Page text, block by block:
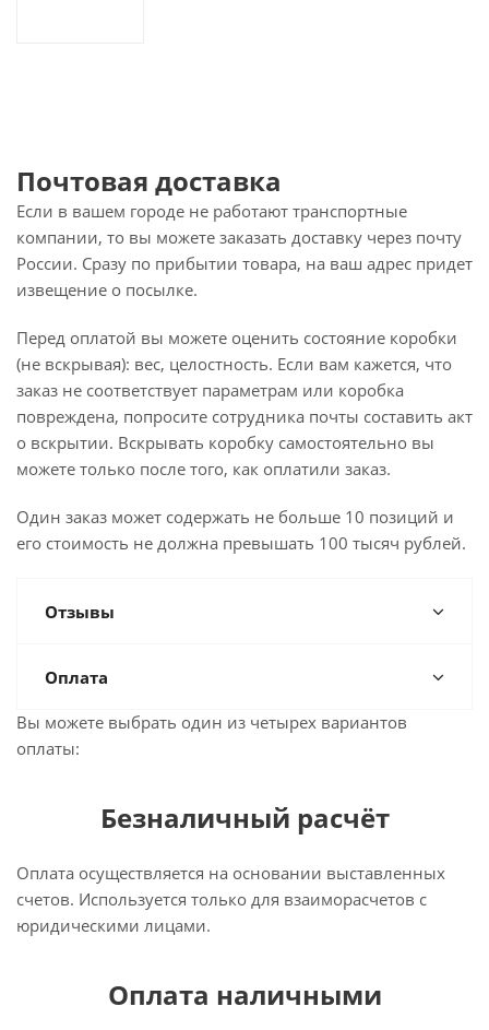
Почтовая доставка
Если в вашем городе не работают транспортные
компании, то вы можете заказать доставку через почту
России. Сразу по прибытии товара, на ваш адрес придет
извещение о посылке.
Перед оплатой вы можете оценить состояние коробки
(не вскрывая): вес, целостность. Если вам кажется, что
заказ не соответствует параметрам или коробка
повреждена, попросите сотрудника почты составить акт
о вскрытии. Вскрывать коробку самостоятельно вы
можете только после того, как оплатили заказ.
Один заказ может содержать не больше 10 позиций и
его стоимость не должна превышать 100 тысяч рублей.
Отзывы
Оплата
Вы можете выбрать один из четырех вариантов
оплаты:
Безналичный расчёт
Оплата осуществляется на основании выставленных
счетов. Используется только для взаиморасчетов с
юридическими лицами.
Оплата наличными